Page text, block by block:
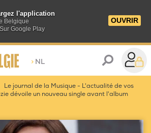
l'application
Belgique
Google Play
OUVRIR
> NL
Le journal de la Musique - L'actualité de vos
dévoile un nouveau single avant l'album